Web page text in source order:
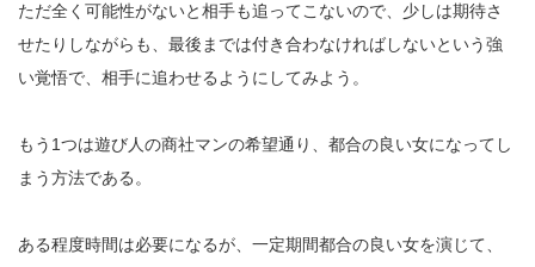
ただ全く可能性がないと相手も追ってこないので、少しは期待さ
せたりしながらも、最後までは付き合わなければしないという強
い覚悟で、相手に追わせるようにしてみよう。
もう1つは遊び人の商社マンの希望通り、都合の良い女になってし
まう方法である。
ある程度時間は必要になるが、一定期間都合の良い女を演じて、